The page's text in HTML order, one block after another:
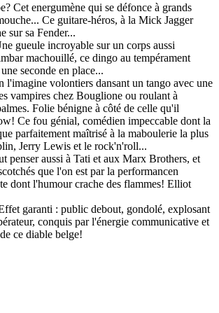
Cet energumène qui se défonce à grands
Ce guitare-héros, à la Mick Jagger
sur sa Fender...
gueule incroyable sur un corps aussi
machouillé, ce dingo au tempérament
seconde en place...
l'imagine volontiers dansant un tango avec une
vampires chez Bouglione ou roulant à
Folie bénigne à côté de celle qu'il
Ce fou génial, comédien impeccable dont la
parfaitement maîtrisé à la maboulerie la plus
Jerry Lewis et le rock'n'roll...
penser aussi à Tati et aux Marx Brothers, et
que l'on est par la performancen
dont l'humour crache des flammes! Elliot
garanti : public debout, gondolé, explosant
conquis par l'énergie communicative et
ce diable belge!